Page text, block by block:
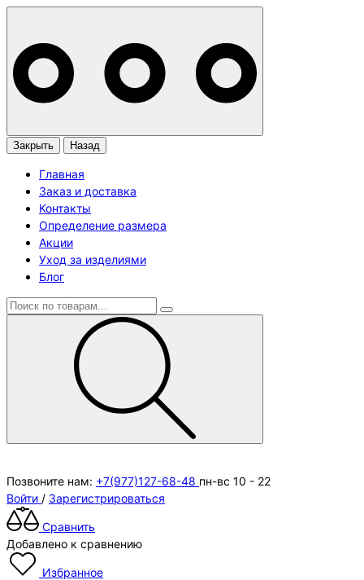
Закрыть Назад
Главная
Заказ и доставка
Контакты
Определение размера
Акции
Уход за изделиями
Блог
Позвоните нам: +7(977)127-68-48 пн-вс 10 - 22
Войти / Зарегистрироваться
Сравнить
Добавлено к сравнению
Избранное